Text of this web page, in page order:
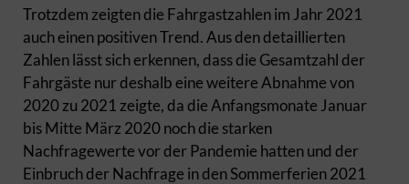
Trotzdem zeigten die Fahrgastzahlen im Jahr 2021
auch einen positiven Trend. Aus den detaillierten
Zahlen lässt sich erkennen, dass die Gesamtzahl der
Fahrgäste nur deshalb eine weitere Abnahme von
2020 zu 2021 zeigte, da die Anfangsmonate Januar
bis Mitte März 2020 noch die starken
Nachfragewerte vor der Pandemie hatten und der
Einbruch der Nachfrage in den Sommerferien 2021